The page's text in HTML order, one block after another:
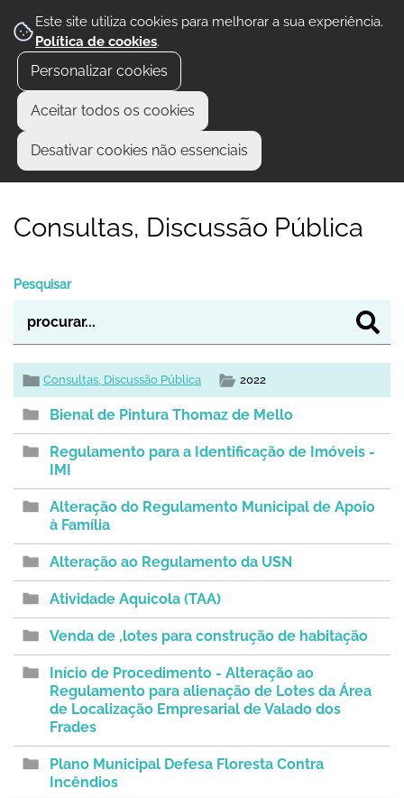
Este site utiliza cookies para melhorar a sua experiência.
Política de cookies.
Personalizar cookies
Aceitar todos os cookies
Desativar cookies não essenciais
Consultas, Discussão Pública
Pesquisar
Consultas, Discussão Pública 2022
Bienal de Pintura Thomaz de Mello
Regulamento para a Identificação de Imóveis -
IMI
Alteração do Regulamento Municipal de Apoio
à Família
Alteração ao Regulamento da USN
Atividade Aquicola (TAA)
Venda de ,lotes para construção de habitação
Início de Procedimento - Alteração ao
Regulamento para alienação de Lotes da Área
de Localização Empresarial de Valado dos
Frades
Plano Municipal Defesa Floresta Contra
Incêndios